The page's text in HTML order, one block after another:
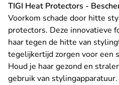
TIGI Heat Protectors -
Voorkom schade door hitte
protectors. Deze innovatieve
haar tegen de hitte van
tegelijkertijd zorgen voor een
Houd je haar gezond en
gebruik van stylingapparatuur.